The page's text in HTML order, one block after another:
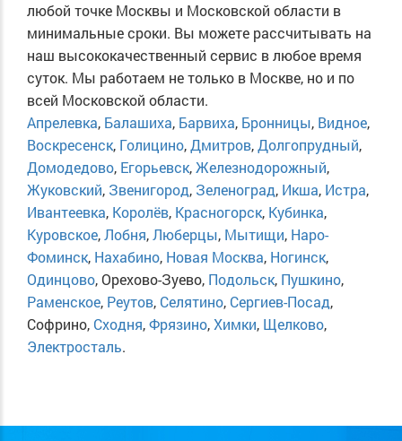
любой точке Москвы и Московской области в
минимальные сроки. Вы можете рассчитывать на
наш высококачественный сервис в любое время
суток. Мы работаем не только в Москве, но и по
всей Московской области.
Апрелевка, Балашиха, Барвиха, Бронницы, Видное,
Воскресенск, Голицино,Дмитров,Долгопрудный,
Домодедово, Егорьевск,Железнодорожный,
Жуковский, Звенигород, Зеленоград, Икша, Истра,
Ивантеевка, Королёв, Красногорск, Кубинка,
Куровское,Лобня,Люберцы, Мытищи, Наро-
Фоминск, Нахабино, Новая Москва, Ногинск,
Одинцово, Орехово-Зуево, Подольск, Пушкино,
Раменское, Реутов, Селятино, Сергиев-Посад,
Софрино, Сходня,Фрязино,Химки, Щелково,
Электросталь.